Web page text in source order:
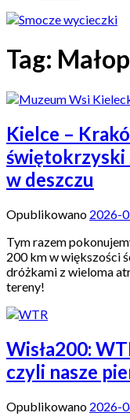
Tag:
Kielce –
świętokrzyski
w deszczu
Opublikowano 2026-
Tym razem
200 km w większości
dróżkami z wieloma
tereny!
Wisła200:
czyli nasze
Opublikowano 2026-